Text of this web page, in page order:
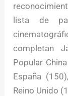
lista de
completan
Popular
España
Reino Unido